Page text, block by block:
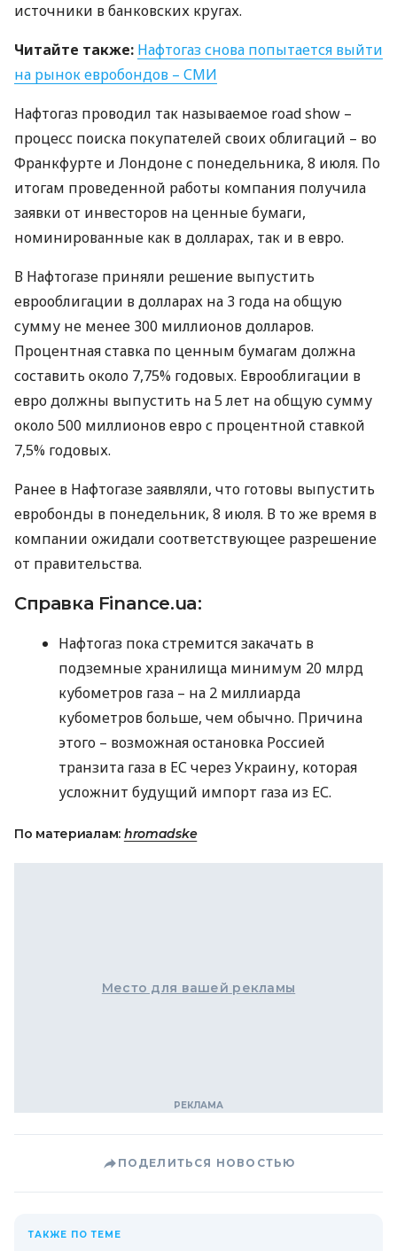
источники в банковских кругах.
Читайте также: Нафтогаз снова попытается выйти
на рынок евробондов – СМИ
Нафтогаз проводил так называемое road show –
процесс поиска покупателей своих облигаций – во
Франкфурте и Лондоне с понедельника, 8 июля. По
итогам проведенной работы компания получила
заявки от инвесторов на ценные бумаги,
номинированные как в долларах, так и в евро.
В Нафтогазе приняли решение выпустить
еврооблигации в долларах на 3 года на общую
сумму не менее 300 миллионов долларов.
Процентная ставка по ценным бумагам должна
составить около 7,75% годовых. Еврооблигации в
евро должны выпустить на 5 лет на общую сумму
около 500 миллионов евро с процентной ставкой
7,5% годовых.
Ранее в Нафтогазе заявляли, что готовы выпустить
евробонды в понедельник, 8 июля. В то же время в
компании ожидали соответствующее разрешение
от правительства.
Справка Finance.ua:
Нафтогаз пока стремится закачать в
подземные хранилища минимум 20 млрд
кубометров газа – на 2 миллиарда
кубометров больше, чем обычно. Причина
этого – возможная остановка Россией
транзита газа в ЕС через Украину, которая
усложнит будущий импорт газа из ЕС.
По материалам: hromadske
Место для вашей рекламы
ПОДЕЛИТЬСЯ НОВОСТЬЮ
ТАКЖЕ ПО ТЕМЕ